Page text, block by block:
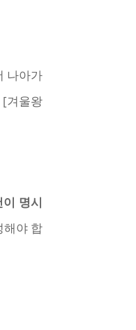
나아가
겨울왕
명시
해야 합